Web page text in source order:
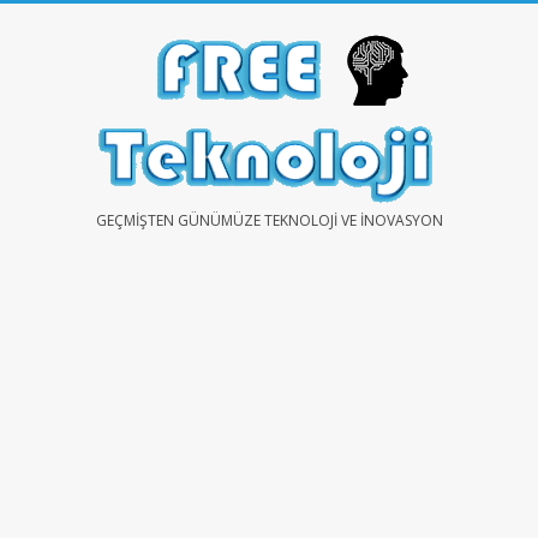
FREEGEÇMIŞTEN GÜNÜMÜZE TEKNOLOJI VE İNOVASYON